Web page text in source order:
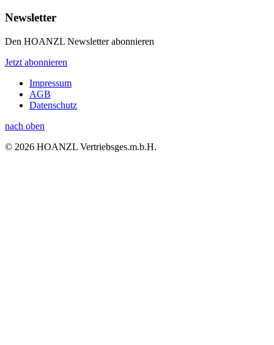
Newsletter
Den HOANZL Newsletter abonnieren
Jetzt abonnieren
Impressum
AGB
Datenschutz
nach oben
© 2026 HOANZL Vertriebsges.m.b.H.